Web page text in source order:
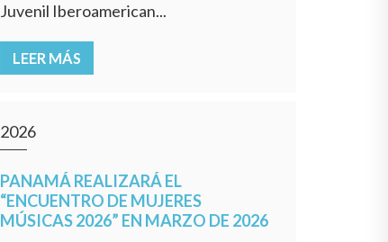
Juvenil Iberoamerican...
LEER MÁS
2026
PANAMÁ REALIZARÁ EL
“ENCUENTRO DE MUJERES
MÚSICAS 2026” EN MARZO DE 2026